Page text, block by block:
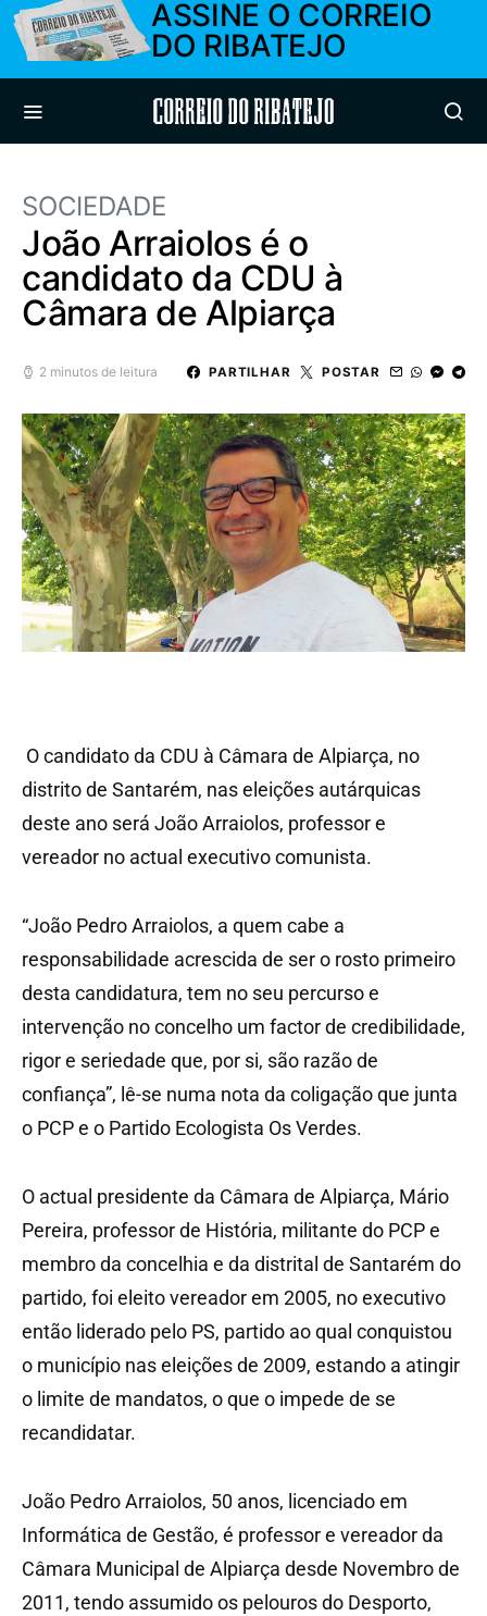
ASSINE O CORREIO
DO RIBATEJO
Correio do Ribatejo
SOCIEDADE
João Arraiolos é o
candidato da CDU à
Câmara de Alpiarça
2 minutos de leitura PARTILHAR POSTAR
O candidato da CDU à Câmara de Alpiarça, no
distrito de Santarém, nas eleições autárquicas
deste ano será João Arraiolos, professor e
vereador no actual executivo comunista.
“João Pedro Arraiolos, a quem cabe a
responsabilidade acrescida de ser o rosto primeiro
desta candidatura, tem no seu percurso e
intervenção no concelho um factor de credibilidade,
rigor e seriedade que, por si, são razão de
confiança”, lê-se numa nota da coligação que junta
o PCP e o Partido Ecologista Os Verdes.
O actual presidente da Câmara de Alpiarça, Mário
Pereira, professor de História, militante do PCP e
membro da concelhia e da distrital de Santarém do
partido, foi eleito vereador em 2005, no executivo
então liderado pelo PS, partido ao qual conquistou
o município nas eleições de 2009, estando a atingir
o limite de mandatos, o que o impede de se
recandidatar.
João Pedro Arraiolos, 50 anos, licenciado em
Informática de Gestão, é professor e vereador da
Câmara Municipal de Alpiarça desde Novembro de
2011, tendo assumido os pelouros do Desporto,